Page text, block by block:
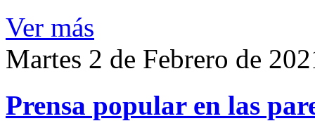
Ver más
Martes 2 de Febrero de
Prensa popular en las